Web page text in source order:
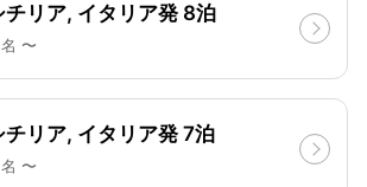
チリア, イタリア発 8泊
〜
リア, イタリア発 7泊
〜